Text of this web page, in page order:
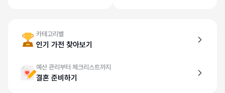
카테고리별
인기 가전 찾아보기
예산 관리부터 체크리스트까지
결혼 준비하기